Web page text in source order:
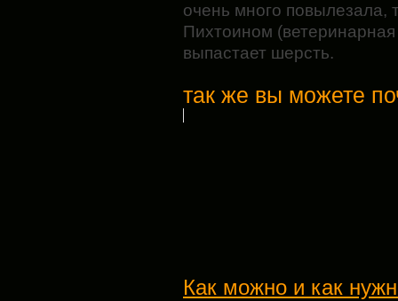
очень много повылезала,
Пихтоином (ветеринарная
выпастает шерсть.
так же вы можете
Как можно и как